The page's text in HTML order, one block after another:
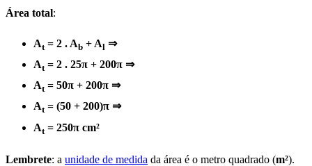
Área total:
At = 2 . Ab + Al ⇒
At = 2 . 25π + 200π ⇒
At = 50π + 200π ⇒
At = (50 + 200)π ⇒
At = 250π cm²
Lembrete: a unidade de medida da área é o metro quadrado (m²).